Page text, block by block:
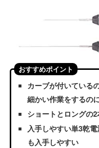
おすすめポイント
カーブが付いている
細かい作業をするの
ショートとロングの
入手しやすい単3乾
も入手しやすい